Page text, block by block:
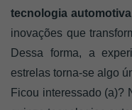
tecnologia automotiva
inovações que
Dessa forma, a
estrelas torna-se algo
Ficou interessado (a)?